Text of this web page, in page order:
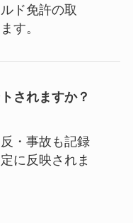
ド免許の取
す。
されますか？
・事故も記録
に反映されま